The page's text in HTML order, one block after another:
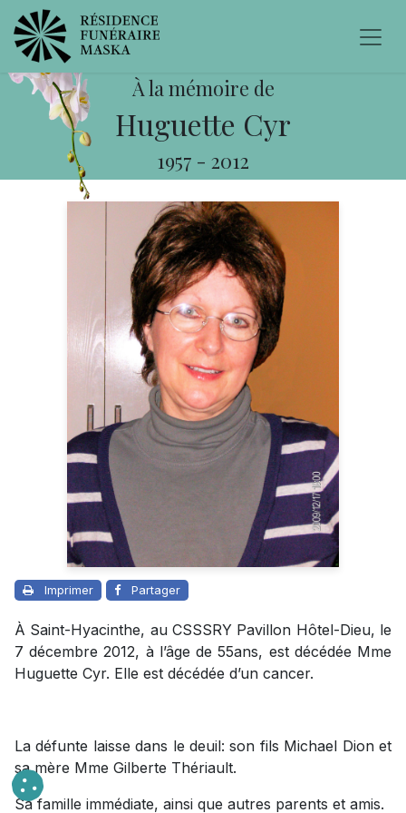
À la mémoire de
Huguette Cyr
1957 - 2012
Imprimer Partager
À Saint-Hyacinthe, au CSSSRY Pavillon Hôtel-Dieu, le
7 décembre 2012, à l’âge de 55ans, est décédée Mme
Huguette Cyr. Elle est décédée d’un cancer.
La défunte laisse dans le deuil: son fils Michael Dion et
sa mère Mme Gilberte Thériault.
Sa famille immédiate, ainsi que autres parents et amis.